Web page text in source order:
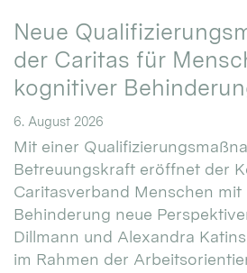
Neue
der Caritas für
kognitiver
6. August 2026
Mit einer
Betreuungskraft eröffnet der
Caritasverband Menschen mit
Behinderung neue
Dillmann und Alexandra
im Rahmen der